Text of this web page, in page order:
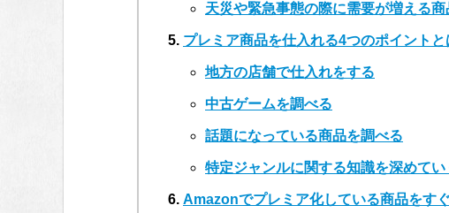
天災や緊急事態の際に需要が増える商
プレミア商品を仕入れる4つのポイントと
地方の店舗で仕入れをする
中古ゲームを調べる
話題になっている商品を調べる
特定ジャンルに関する知識を深めてい
Amazonでプレミア化している商品をす